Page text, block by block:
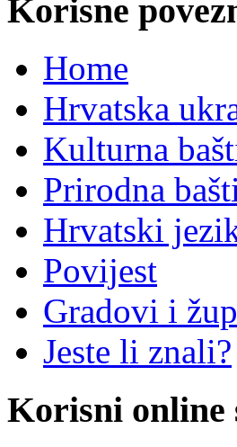
Korisne
Home
Hrvatska
Kulturna
Prirodna
Hrvatski
Povijest
Gradovi i
Jeste li znali?
Korisni online